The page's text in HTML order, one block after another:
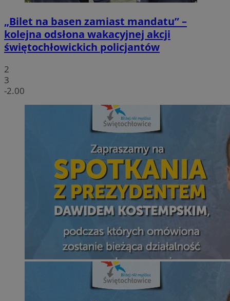
„Bilet na basen zamiast mandatu” –
kolejna odsłona wakacyjnej akcji
świętochłowickich policjantów
2
3
-2.00